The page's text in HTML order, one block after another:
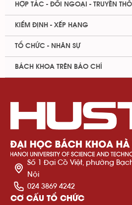
HỢP TÁC - ĐỐI NGOẠI - TRUYỀN
KIỂM ĐỊNH - XẾP HẠNG
TỔ CHỨC - NHÂN SỰ
BÁCH KHOA TRÊN BÁO CHÍ
Số 1 Đại Cồ Việt, phường
Nội
024 3869 4242
CƠ CẤU TỔ CHỨC